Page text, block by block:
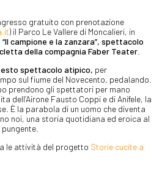
gratuito con prenotazione
) il Parco Le Vallere di Moncalieri, in
“Il campione e la zanzara”, spettacolo
della compagnia Faber Teater
spettacolo atipico, per
sul fiume del Novecento, pedalando.
prendono gli spettatori per mano
dell’Airone Fausto Coppi e di Anifele, la
È la parabola di un uomo che diventa
noi, una storia quotidiana ed eroica al
le attività del progetto Storie cucite a